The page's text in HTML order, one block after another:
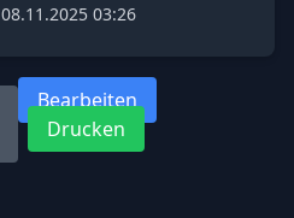
08.11.2025 03:26
Bearbeiten
Drucken